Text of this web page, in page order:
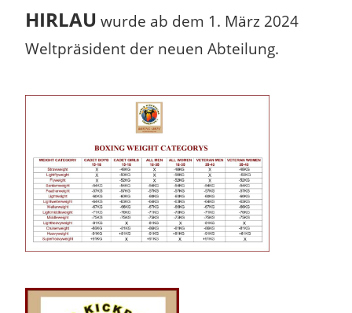
HIRLAU wurde ab dem 1. März 2024
Weltpräsident der neuen Abteilung.